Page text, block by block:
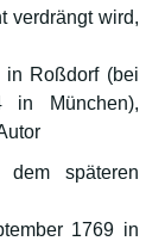
verdrängt wird,
in Roßdorf (bei
in München),
dem späteren
1769 in